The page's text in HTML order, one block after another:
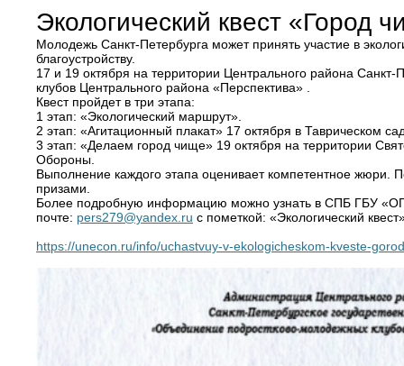
Экологический квест «Город
Молодежь Санкт-Петербурга может принять участие в
благоустройству.
17 и 19 октября на территории Центрального района
клубов Центрального района «Перспектива» .
Квест пройдет в три этапа:
1 этап: «Экологический маршрут».
2 этап: «Агитационный плакат» 17 октября в Таврическом
3 этап: «Делаем город чище» 19 октября на территории
Обороны.
Выполнение каждого этапа оценивает компетентное жюри.
призами.
Более подробную информацию можно узнать в СПБ ГБУ
почте: pers279@yandex.ru c пометкой: «Экологический
https://unecon.ru/info/uchastvuy-v-ekologicheskom-kveste-